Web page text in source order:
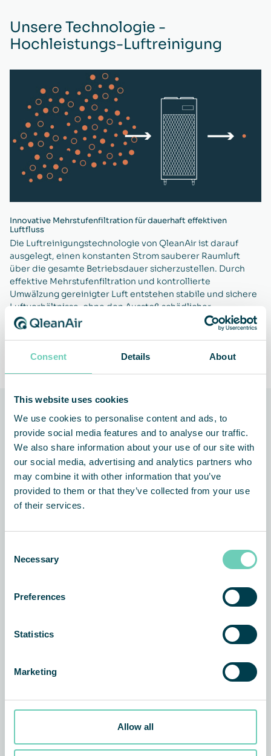
Consent Details About
This website uses cookies
We use cookies to personalise content and ads, to
provide social media features and to analyse our traffic.
We also share information about your use of our site with
our social media, advertising and analytics partners who
may combine it with other information that you’ve
provided to them or that they’ve collected from your use
of their services.
Selection
Necessary
Preferences
Statistics
Marketing
Allow all
Unsere Technologie -
Hochleistungs-Luftreinigung
Innovative Mehrstufenfiltration für dauerhaft effektiven
Luftfluss
Die Luftreinigungstechnologie von QleanAir ist darauf
ausgelegt, einen konstanten Strom sauberer Raumluft
über die gesamte Betriebsdauer sicherzustellen. Durch
effektive Mehrstufenfiltration und kontrollierte
Umwälzung gereinigter Luft entstehen stabile und sichere
Luftverhältnisse, ohne den Ausstoß schädlicher
Nebenprodukte. In Kombination mit unserem
Serviceangebot liefert die Technologie eine zuverlässige
pro investiertem Euro.
Aktuelles und
Kundenreferenzen
KUNDENBERICHT LUFTREINIGER
Gemeinsam gegen Ölnebel – Innovation